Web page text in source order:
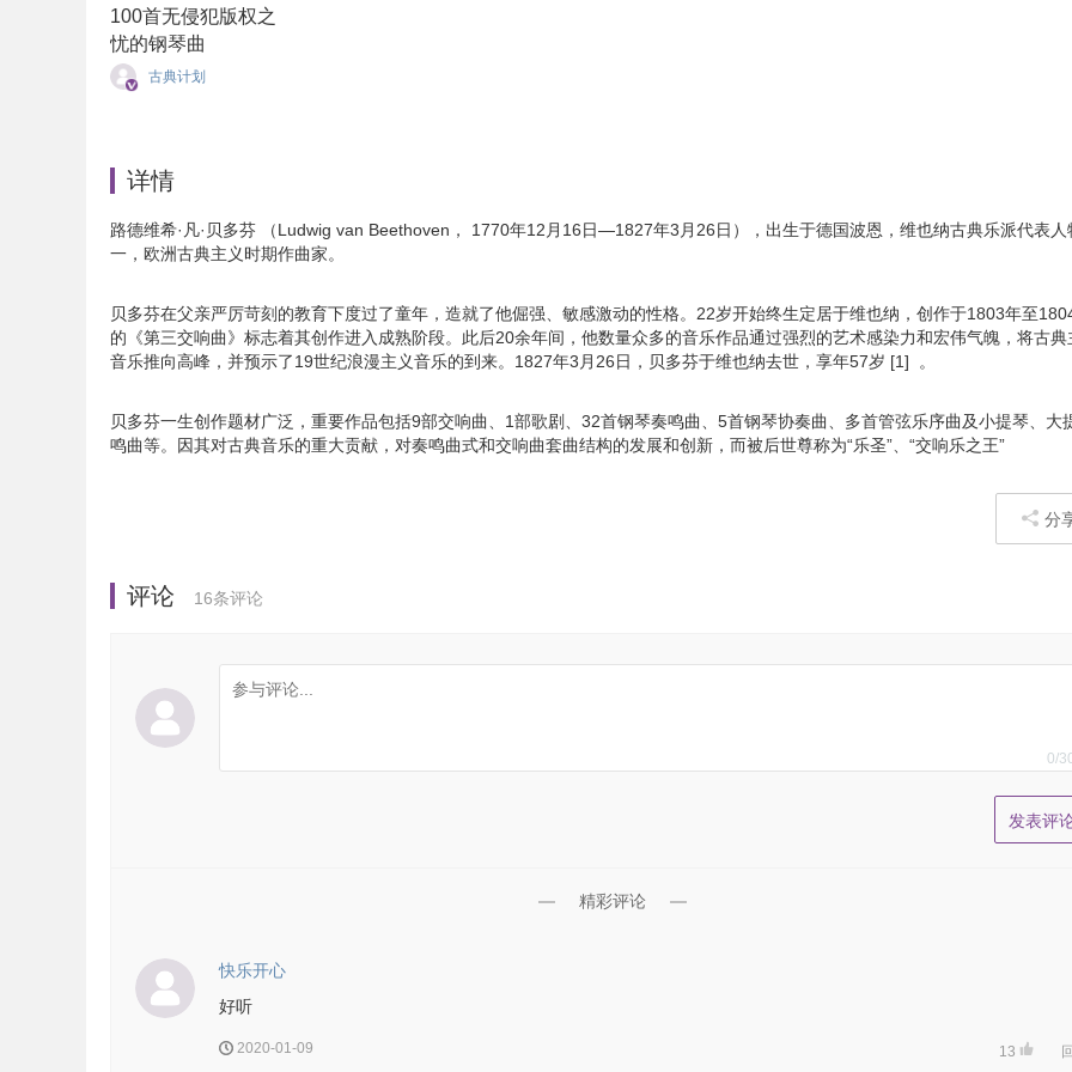
100首无侵犯版权之
忧的钢琴曲
古典计划
详情
路德维希·凡·贝多芬 （Ludwig van Beethoven， 1770年12月16日—1827年3月26日），出生于德国波恩，维也纳古典乐派代表人
一，欧洲古典主义时期作曲家。
贝多芬在父亲严厉苛刻的教育下度过了童年，造就了他倔强、敏感激动的性格。22岁开始终生定居于维也纳，创作于1803年至
的《第三交响曲》标志着其创作进入成熟阶段。此后20余年间，他数量众多的音乐作品通过强烈的艺术感染力和宏伟气魄，将古典
音乐推向高峰，并预示了19世纪浪漫主义音乐的到来。1827年3月26日，贝多芬于维也纳去世，享年57岁 [1] 。
贝多芬一生创作题材广泛，重要作品包括9部交响曲、1部歌剧、32首钢琴奏鸣曲、5首钢琴协奏曲、多首管弦乐序曲及小提琴、大
鸣曲等。因其对古典音乐的重大贡献，对奏鸣曲式和交响曲套曲结构的发展和创新，而被后世尊称为“乐圣”、“交响乐之王”
分
评论 16条评论
0/
精彩评论
快乐开心
好听
2020-01-09 13